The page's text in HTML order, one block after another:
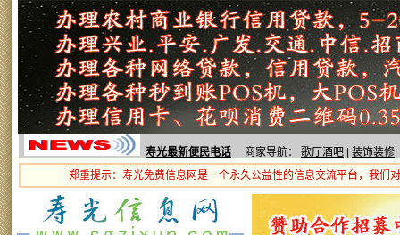
寿光最新便民电话 商家导航： 歌厅酒吧 装饰装修
郑重提示：寿光免费信息网是一个永久公益性的信息交流平台，我们